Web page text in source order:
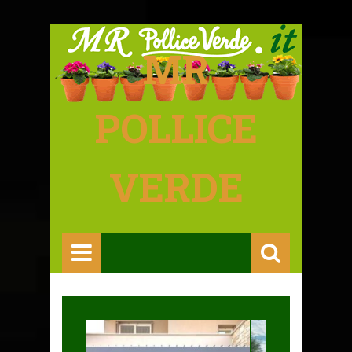
MR
POLLICE
VERDE